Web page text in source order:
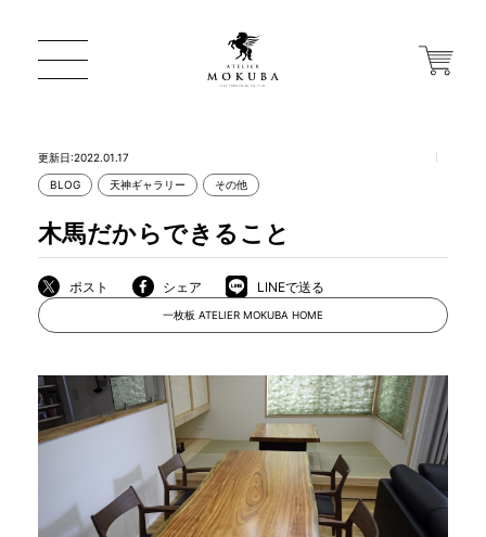
店舗から探す
MOKUBA について
商品情報
更新日:2022.01.17
BLOG 天神ギャラリー その他
木馬だからできること
ポスト シェア LINEで送る
一枚板 ATELIER MOKUBA HOME